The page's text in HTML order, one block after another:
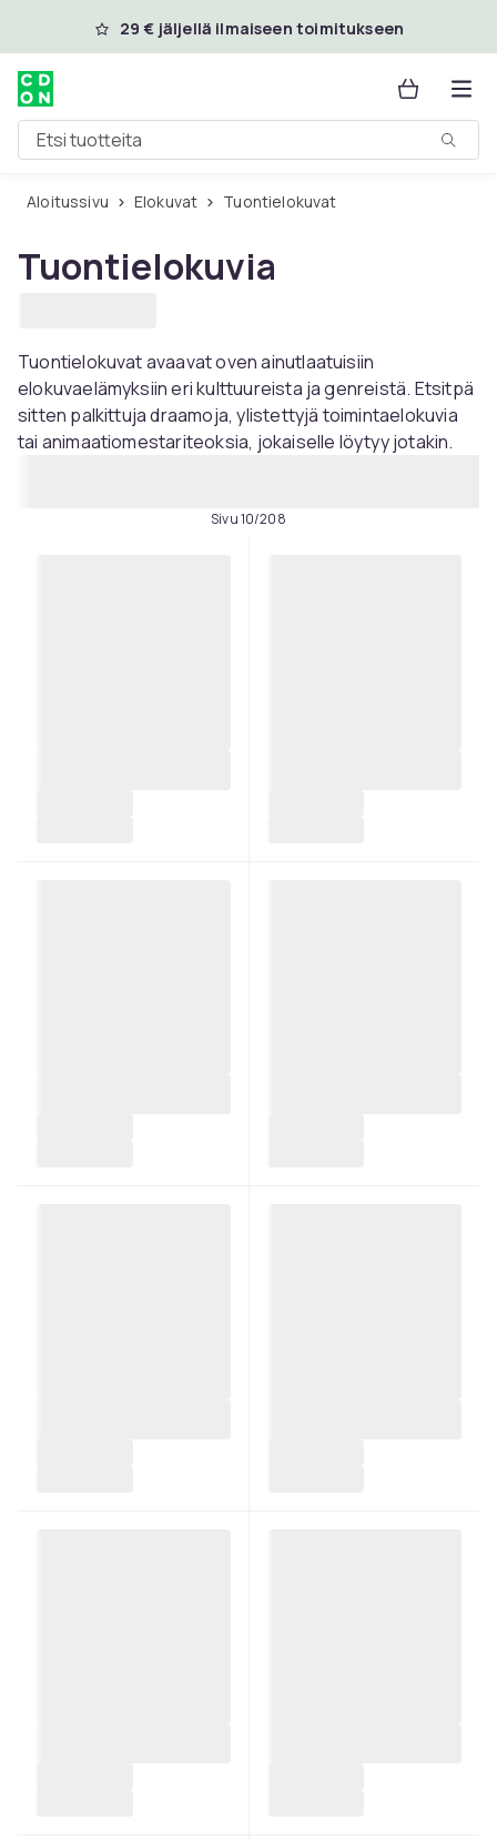
Ohita ja siirry pääsisältöön
29 € jäljellä ilmaiseen toimitukseen
Etsi tuotteita
Aloitussivu Elokuvat Tuontielokuvat
Tuontielokuvia
Tuontielokuvat avaavat oven ainutlaatuisiin
elokuvaelämyksiin eri kulttuureista ja genreistä. Etsitpä
sitten palkittuja draamoja, ylistettyjä toimintaelokuvia
tai animaatiomestariteoksia, jokaiselle löytyy jotakin.
Sivu 10/208